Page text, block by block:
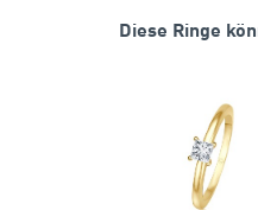
Diese Ringe